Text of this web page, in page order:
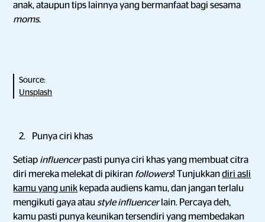
anak, ataupun tips lainnya yang bermanfaat bagi sesama
moms.
Source:
Unsplash
Punya ciri khas
Setiap influencerpasti punya ciri khas yang membuat citra
diri mereka melekat di pikiran followers! Tunjukkandiri asli
kamu yang unik kepada audiens kamu, dan jangan terlalu
mengikuti gaya atau style influencer lain. Percaya deh,
kamu pasti punya keunikan tersendiri yang membedakan